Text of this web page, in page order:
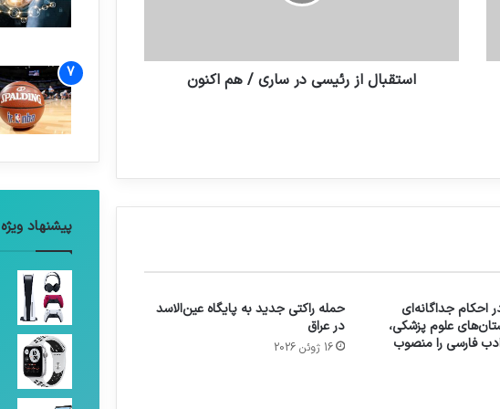
استقبال از رئیسی در ساری / هم اکنون
احکام جداگانه‌ای
علوم پزشکی،
فارسی را منصوب
حمله راکتی جدید به پایگاه عین‌الاسد
در عراق
16 ژوئن 2026
پیشنهاد ویژه